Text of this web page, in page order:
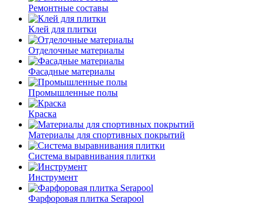
Ремонтные составы
Клей для плитки
Отделочные материалы
Фасадные материалы
Промышленные полы
Краска
Материалы для спортивных покрытий
Система выравнивания плитки
Инструмент
Фарфоровая плитка Serapool